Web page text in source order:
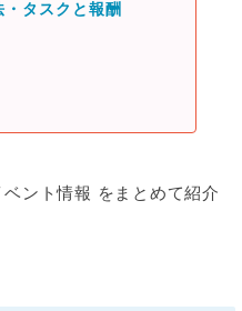
タスクと報酬
ント情報 をまとめて紹介